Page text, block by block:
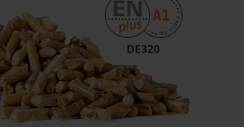
DE320